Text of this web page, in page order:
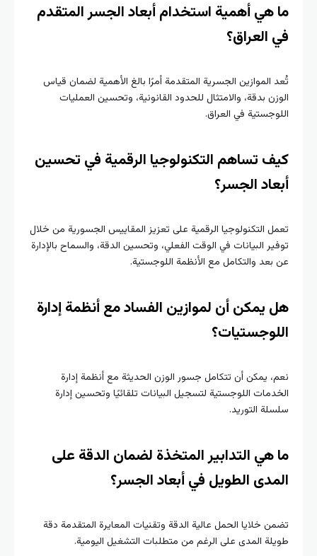
ما هي أهمية استخدام أبعاد الجسر المتقدم
في العراق؟
تُعد الموازين الجسرية المتقدمة أمرًا بالغ الأهمية لضمان قياس
الوزن بدقة، والامتثال للحدود القانونية، وتحسين العمليات
اللوجستية في العراق.
كيف تساهم التكنولوجيا الرقمية في تحسين
أبعاد الجسر؟
تعمل التكنولوجيا الرقمية على تعزيز المقاييس الجسورية من خلال
توفير البيانات في الوقت الفعلي، وتحسين الدقة، والسماح بالإدارة
عن بعد والتكامل مع الأنظمة اللوجستية.
هل يمكن أن لموازين الفساد مع أنظمة إدارة
اللوجستيات؟
نعم، يمكن أن تتكامل جسور الوزن الحديثة مع أنظمة إدارة
الخدمات اللوجستية لتسجيل البيانات تلقائيًا وتحسين إدارة
سلسلة التوريد.
ما هي التدابير المتخذة لضمان الدقة على
المدى الطويل في أبعاد الجسر؟
تضمن خلايا الحمل عالية الدقة وتقنيات المعايرة المتقدمة دقة
طويلة المدى على الرغم من متطلبات التشغيل اليومية.